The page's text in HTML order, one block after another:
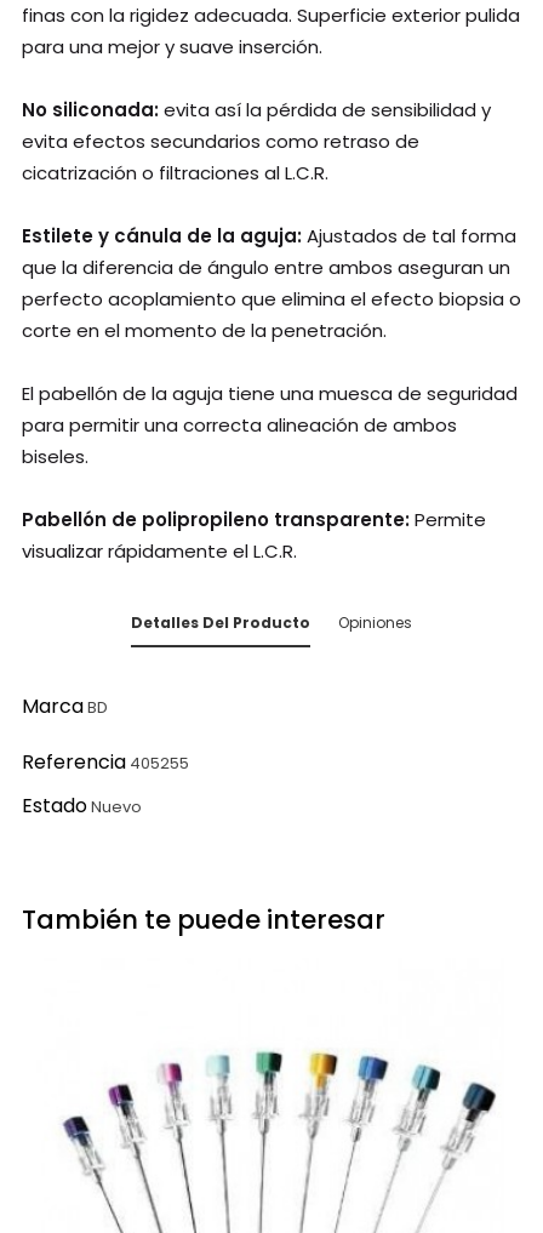
finas con la rigidez adecuada. Superficie exterior pulida
para una mejor y suave inserción.
No siliconada:evita así la pérdida de sensibilidad y
evita efectos secundarios como retraso de
cicatrización o filtraciones al L.C.R.
Estilete y cánula de la aguja:Ajustados de tal forma
que la diferencia de ángulo entre ambos aseguran un
perfecto acoplamiento que elimina el efecto biopsia o
corte en el momento de la penetración.
El pabellón de la aguja tiene una muesca de seguridad
para permitir una correcta alineación de ambos
biseles.
Pabellón de polipropileno transparente:Permite
visualizar rápidamente el L.C.R.
Detalles Del Producto Opiniones
MarcaBD
Referencia 405255
EstadoNuevo
También te puede interesar